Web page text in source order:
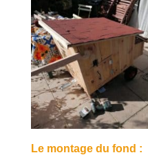
Le montage du fond :